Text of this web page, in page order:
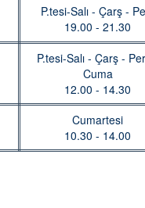
P.tesi-Salı - Çarş -
19.00 - 21.30
P.tesi-Salı - Çarş -
Cuma
12.00 - 14.30
Cumartesi
10.30 - 14.00